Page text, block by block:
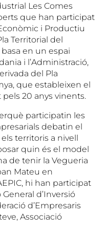
Les Comes
que han participat
i Productiu
Territorial del
en un espai
i l’Administració,
del Pla
que estableixen el
20 anys vinents.
participatin les
debatin el
territoris a nivell
quin és el model
de tenir la Vegueria
Mateu en
hi han participat
d’Inversió
d’Empresaris
Associació